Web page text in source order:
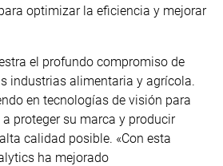
optimizar la eficiencia y mejorar
el profundo compromiso de
industrias alimentaria y agrícola.
en tecnologías de visión para
proteger su marca y producir
calidad posible. «Con esta
ha mejorado